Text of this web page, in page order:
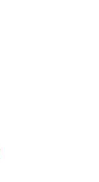
USB, 203 DPI, USB quantity